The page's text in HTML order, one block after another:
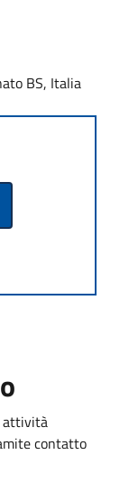
BS, Italia
attività
contatto